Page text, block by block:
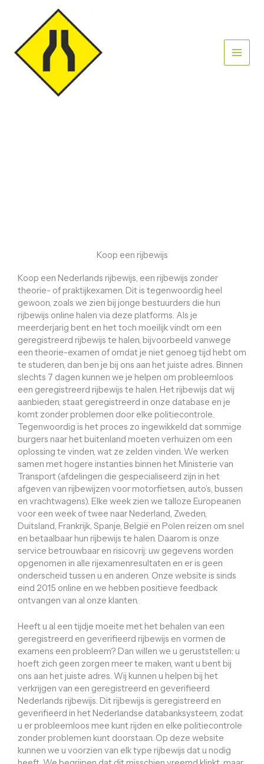
Koop een rijbewijs
Koop een Nederlands rijbewijs, een rijbewijs zonder
theorie- of praktijkexamen. Dit is tegenwoordig heel
gewoon, zoals we zien bij jonge bestuurders die hun
rijbewijs online halen via deze platforms. Als je
meerderjarig bent en het toch moeilijk vindt om een ​​
geregistreerd rijbewijs te halen, bijvoorbeeld vanwege
een theorie-examen of omdat je niet genoeg tijd hebt om
te studeren, dan ben je bij ons aan het juiste adres. Binnen
slechts 7 dagen kunnen we je helpen om probleemloos
een geregistreerd rijbewijs te halen. Het rijbewijs dat wij
aanbieden, staat geregistreerd in onze database en je
komt zonder problemen door elke politiecontrole.
Tegenwoordig is het proces zo ingewikkeld dat sommige
burgers naar het buitenland moeten verhuizen om een ​​
oplossing te vinden, wat ze zelden vinden. We werken
samen met hogere instanties binnen het Ministerie van
Transport (afdelingen die gespecialiseerd zijn in het
afgeven van rijbewijzen voor motorfietsen, auto’s, bussen
en vrachtwagens). Elke week zien we talloze Europeanen
voor een week of twee naar Nederland, Zweden,
Duitsland, Frankrijk, Spanje, België en Polen reizen om snel
en betaalbaar hun rijbewijs te halen. Daarom is onze
service betrouwbaar en risicovrij: uw gegevens worden
opgenomen in alle rijexamenresultaten en er is geen
onderscheid tussen u en anderen. Onze website is sinds
eind 2015 online en we hebben positieve feedback
ontvangen van al onze klanten.
Heeft u al een tijdje moeite met het behalen van een
geregistreerd en geverifieerd rijbewijs en vormen de
examens een probleem? Dan willen we u geruststellen: u
hoeft zich geen zorgen meer te maken, want u bent bij
ons aan het juiste adres. Wij kunnen u helpen bij het
verkrijgen van een geregistreerd en geverifieerd
Nederlands rijbewijs. Dit rijbewijs is geregistreerd en
geverifieerd in het Nederlandse databanksysteem, zodat
u er probleemloos mee kunt rijden en elke politiecontrole
zonder problemen kunt doorstaan. Op deze website
kunnen we u voorzien van elk type rijbewijs dat u nodig